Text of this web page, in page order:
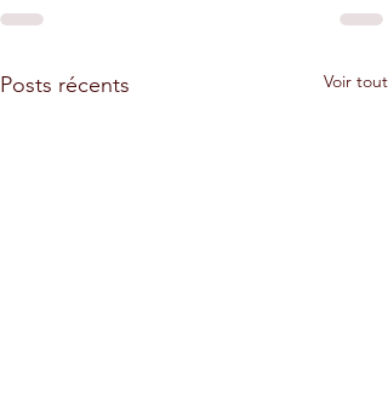
Posts récents Voir tout